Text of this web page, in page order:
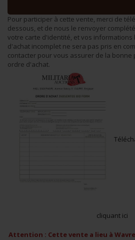
Pour participer à cette vente, merci de
dessous, et de nous le renvoyer
votre carte d'identité, et vos informations
d'achat incomplet ne sera pas pris en
contacter pour vous assurer de la bonne
ordre d'achat.
cliquant ici
Attention : Cette vente a lieu à